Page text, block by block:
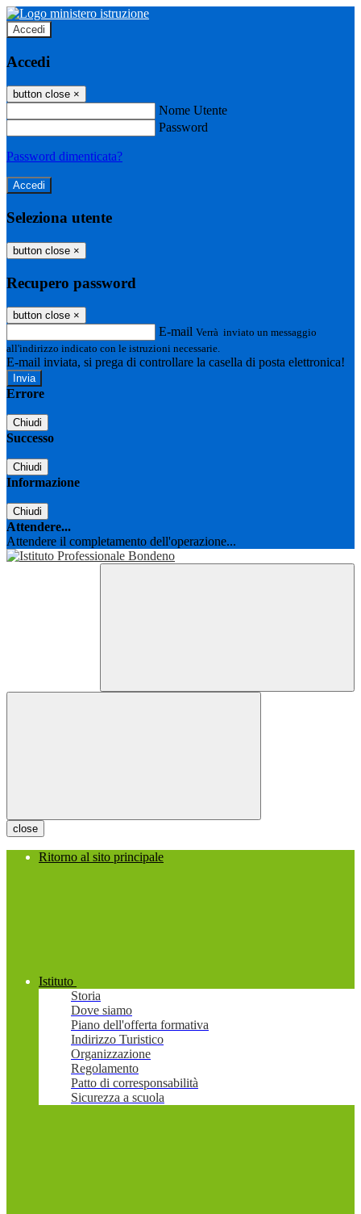
Accedi
Accedi
button close ×
Nome Utente
Password
Password dimenticata?
Seleziona utente
button close ×
Recupero password
button close ×
E-mail Verrà inviato un messaggio
all'indirizzo indicato con le istruzioni necessarie.
E-mail inviata, si prega di controllare la casella di posta elettronica!
Errore
Chiudi
Successo
Chiudi
Informazione
Chiudi
Attendere...
Attendere il completamento dell'operazione...
close
Ritorno al sito principale
Istituto
Storia
Dove siamo
Piano dell'offerta formativa
Indirizzo Turistico
Organizzazione
Regolamento
Patto di corresponsabilità
Sicurezza a scuola